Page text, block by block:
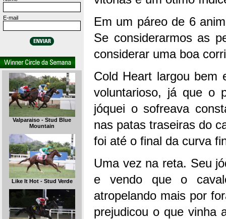
E-mail
Valparaiso - Stud Blue
Mountain
Like It Hot - Stud Verde
Em um páreo de 6
Se considerarmos as
considerar uma boa
Cold Heart largou bem
voluntarioso, já que o
jóquei o sofreava
nas patas traseiras do
foi até o final da curva
Uma vez na reta. Seu
e vendo que o
atropelando mais por
prejudicou o que vinha